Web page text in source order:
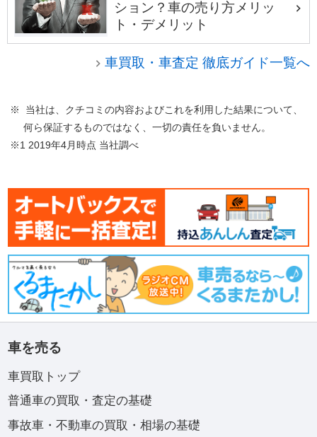
ション？車の売り方メリッ
ト・デメリット
車買取・車査定 徹底ガイド一覧へ
※ 当社は、クチコミの内容およびこれを利用した結果について、
何ら保証するものではなく、一切の責任を負いません。
※1 2019年4月時点 当社調べ
車を売る
車買取トップ
普通車の買取・査定の基礎
事故車・不動車の買取・相場の基礎